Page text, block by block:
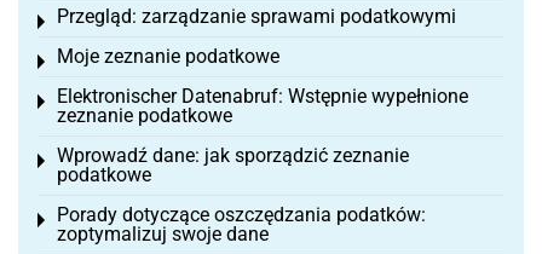
Przegląd: zarządzanie sprawami podatkowymi
Toggle menu
Moje zeznanie podatkowe
Toggle menu
Elektronischer Datenabruf: Wstępnie wypełnione
zeznanie podatkowe
Toggle menu
Wprowadź dane: jak sporządzić zeznanie
podatkowe
Toggle menu
Porady dotyczące oszczędzania podatków:
zoptymalizuj swoje dane
Toggle menu